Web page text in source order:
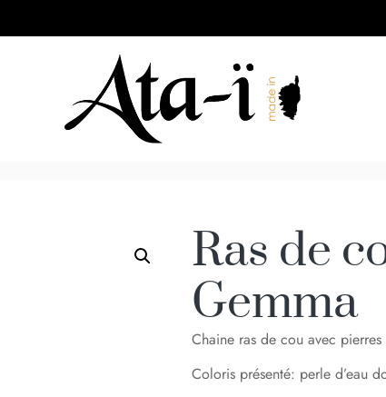
Ras de
Gemma
Chaine ras de cou avec pierres
Coloris présenté: perle d’eau